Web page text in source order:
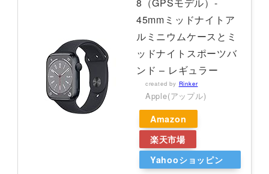
45mmミッドナイトア
ルミニウムケースとミ
ッドナイトスポーツバ
ンド – レギュラー
created by Rinker
Apple(アップル)
Amazon
楽天市場
Yahooショッピン